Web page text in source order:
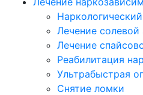
Лечение солевой
Лечение
Реабилитация
Ультрабыстрая
Снятие ломки